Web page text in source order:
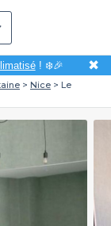
! ❄️🎉 ✖
Nice
Le